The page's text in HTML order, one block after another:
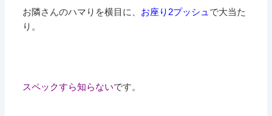
お隣さんのハマりを横目に、 お座り2プッシュ で大当た
り。
スペックすら知らないです。